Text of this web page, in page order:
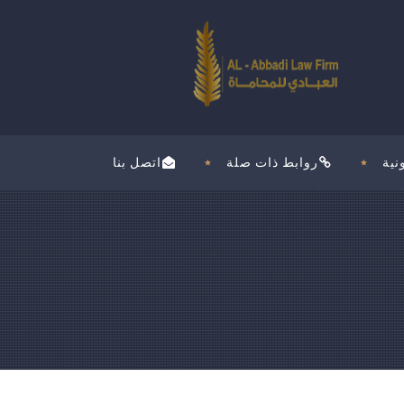
اتصل بنا روابط ذات صلة